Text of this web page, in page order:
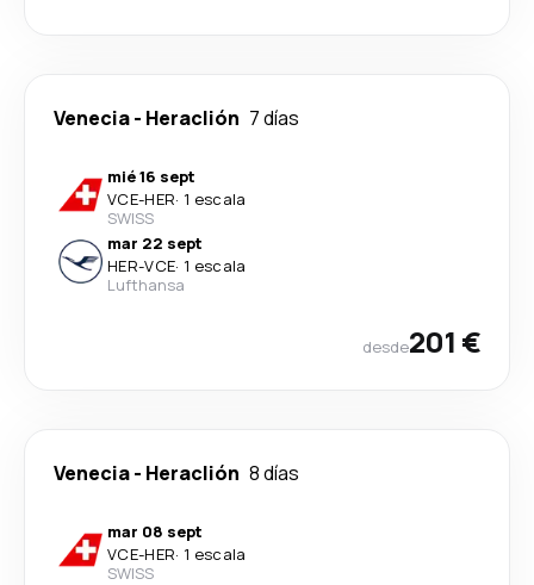
Venecia- Heraclión 7 días
mié 16 sept
VCE-HER· 1 escala
SWISS
mar 22 sept
HER-VCE· 1 escala
Lufthansa
desde201 €
Venecia- Heraclión 8 días
mar 08 sept
VCE-HER· 1 escala
SWISS